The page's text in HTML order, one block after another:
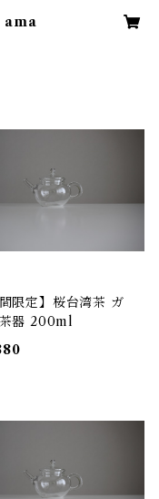
ama
間限定】桜台湾茶 ガ
器 200ml